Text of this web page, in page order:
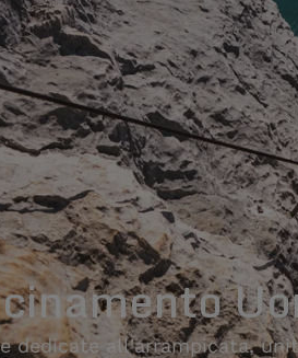
dedicate all'arrampicata,